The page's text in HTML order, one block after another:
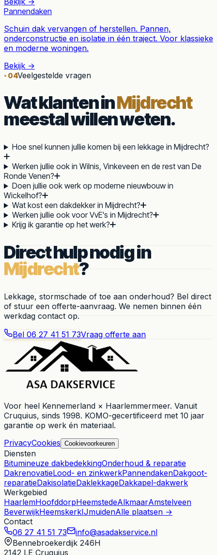
Pannendaken
Schuin dak vervangen of herstellen. Pannen,
onderconstructie en isolatie in één traject. Voor klassieke
en moderne woningen.
Bekijk →
04Veelgestelde vragen
Wat klanten inMijdrecht
meestal willen weten.
Hoe snel kunnen jullie komen bij een lekkage in Mijdrecht?
Werken jullie ook in Wilnis, Vinkeveen en de rest van De
Ronde Venen?
Doen jullie ook werk op moderne nieuwbouw in
Wickelhof?
Wat kost een dakdekker in Mijdrecht?
Werken jullie ook voor VvE's in Mijdrecht?
Krijg ik garantie op het werk?
Direct hulp nodig in
Mijdrecht?
Lekkage, stormschade of toe aan onderhoud? Bel direct
of stuur een offerte-aanvraag. We nemen binnen één
werkdag contact op.
Bel 06 27 41 51 73Vraag offerte aan
Voor heel Kennemerland × Haarlemmermeer. Vanuit
Cruquius, sinds 1998. KOMO-gecertificeerd met 10 jaar
garantie op werk én materiaal.
PrivacyCookies Cookievoorkeuren
Diensten
Bitumineuze dakbedekkingOnderhoud & reparatie
DakrenovatieLood- en zinkwerkPannendakenDakgoot-
reparatieDakisolatieDaklekkageDakkapel-dakwerk
Werkgebied
HaarlemHoofddorpHeemstedeAlkmaarAmstelveen
BeverwijkHeemskerkIJmuidenAlle plaatsen →
Contact
06 27 41 51 73
info@asadakservice.nl
Bennebroekerdijk 246H
2142 LE Cruquius